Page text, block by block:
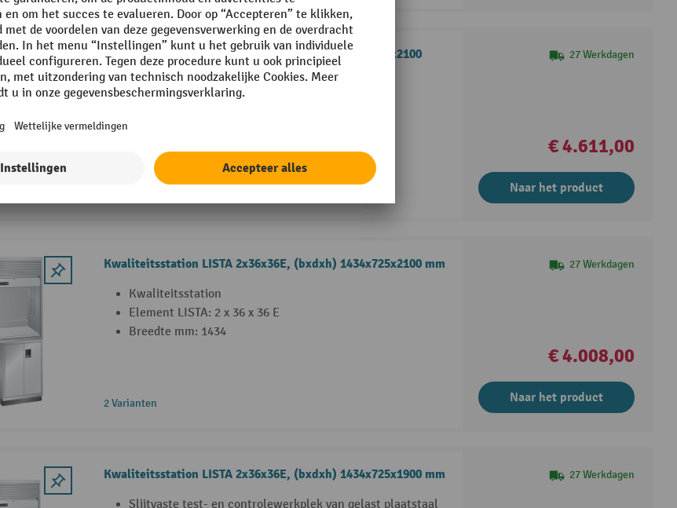
Kwaliteitsstation LISTA 2x36x36E, (bxdxh) 1434x725x2100
mm, 3 lades
Kwaliteitsstation
27 Werkdagen
€ 4.611,00
Naar het product
Kwaliteitsstation LISTA 2x36x36E, (bxdxh) 1434x725x2100 mm
Kwaliteitsstation
Element LISTA: 2 x 36 x 36 E
Breedte mm: 1434
2 Varianten
27 Werkdagen
€ 4.008,00
Naar het product
Kwaliteitsstation LISTA 2x36x36E, (bxdxh) 1434x725x1900 mm
Slijtvaste test- en controlewerkplek van gelast plaatstaal
27 Werkdagen